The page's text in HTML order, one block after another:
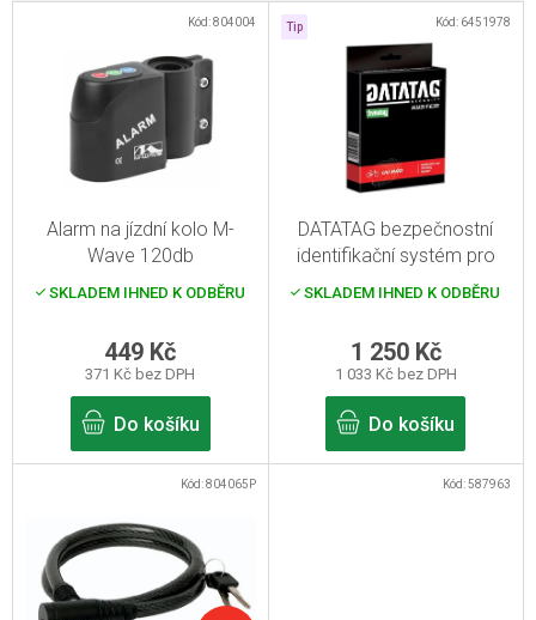
Alarm na jízdní kolo M-
Wave 120db
SKLADEM IHNED K ODBĚRU
371 Kč bez DPH
449 Kč
Do košíku
Kód:804004 Tip
DATATAG bezpečnostní
identifikační systém pro
elektrokola
SKLADEM IHNED K ODBĚRU
1 033 Kč bez DPH
1 250 Kč
Do košíku
Kód: 6451978
Kód:804065P Kód:587963